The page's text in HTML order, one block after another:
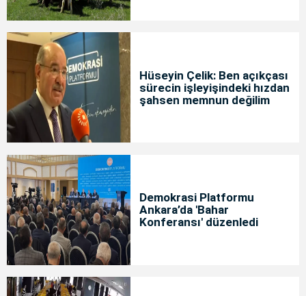
Hüseyin Çelik: Ben açıkçası
sürecin işleyişindeki hızdan
şahsen memnun değilim
Demokrasi Platformu
Ankara’da 'Bahar
Konferansı' düzenledi